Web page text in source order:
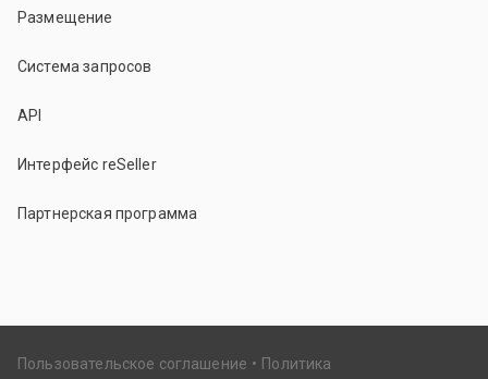
Размещение
Система запросов
API
Интерфейс reSeller
Партнерская программа
Пользовательское соглашение
Политика